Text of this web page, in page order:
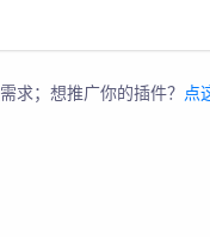
求；想推广你的插件？ 点